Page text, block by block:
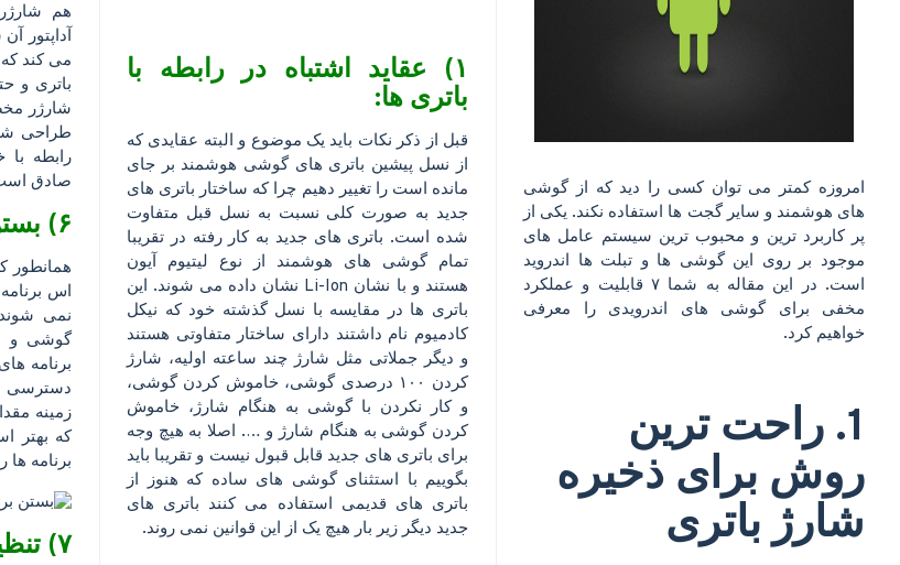
امروزه کمتر می توان کسی را دید که از گوشی
های هوشمند و سایر گجت ها استفاده نکند. یکی از
پر کاربرد ترین و محبوب ترین سیستم عامل های
موجود بر روی این گوشی ها و تبلت ها اندروید
است. در این مقاله به شما ۷ قابلیت و عملکرد
مخفی برای گوشی های اندرویدی را معرفی
خواهیم کرد.
1. راحت ترین
روش برای ذخیره
شارژ باتری
۱) عقاید اشتباه در رابطه با
باتری ها:
قبل از ذکر نکات باید یک موضوع و البته عقایدی که
از نسل پیشین باتری های گوشی هوشمند بر جای
مانده است را تغییر دهیم چرا که ساختار باتری های
جدید به صورت کلی نسبت به نسل قبل متفاوت
شده است. باتری های جدید به کار رفته در تقریبا
تمام گوشی های هوشمند از نوع لیتیوم آیون
هستند و با نشان Li-Ion نشان داده می شوند. این
باتری ها در مقایسه با نسل گذشته خود که نیکل
کادمیوم نام داشتند دارای ساختار متفاوتی هستند
و دیگر جملاتی مثل شارژ چند ساعته اولیه، شارژ
کردن ۱۰۰ درصدی گوشی، خاموش کردن گوشی،
و کار نکردن با گوشی به هنگام شارژ، خاموش
کردن گوشی به هنگام شارژ و …. اصلا به هیچ وجه
برای باتری های جدید قابل قبول نیست و تقریبا باید
بگوییم با استثنای گوشی های ساده که هنوز از
باتری های قدیمی استفاده می کنند باتری های
جدید دیگر زیر بار هیچ یک از این قوانین نمی روند.
هم
آداپتور
می کند که
باتری و
شارژر
طراحی
رابطه
صادق
۶) بستن برنامه های پس زمینه:
همانطور
اس
نمی
گوشی و
برنامه
دسترسی
زمینه
که بهتر
برنامه ها
۷) تنظیم نور صفحه: